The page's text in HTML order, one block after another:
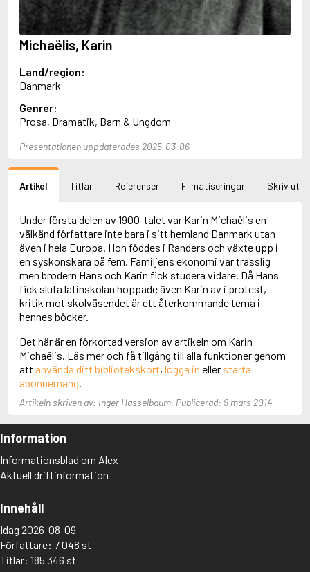
Ackroyd, Peter
Adam de la Halle
Adamov, Arthur
Adams, Douglas
Adams, Jane
Adams, Richard
Adbåge, Emma
Adbåge, Lisen
Adichie, Chimamanda Ngozi
Adler-Olsen, Jussi
Adlerbeth, Gudmund Jöran
Adolfsson, Eva
Adolfsson, Evert
Adolfsson, Gunnar
Adolfsson, Josefine
Adolfsson, Maria
Adolphsen, Peter
Michaëlis, Karin
Land/region:
Danmark
Genrer:
Prosa, Dramatik, Barn & Ungdom
Presentationen uppdaterades 2025-03-06
Artikel Titlar Referenser Filmatiseringar Skriv ut
Under första delen av 1900-talet var Karin Michaëlis en
välkänd författare inte bara i sitt hemland Danmark utan
även i hela Europa. Hon föddes i Randers och växte upp i
en syskonskara på fem. Familjens ekonomi var trasslig
men brodern Hans och Karin fick studera vidare. Då Hans
fick sluta latinskolan hoppade även Karin av i protest,
kritik mot skolväsendet är ett återkommande tema i
hennes böcker.
Det här är en förkortad version av artikeln om Karin
Michaëlis. Läs mer och få tillgång till alla funktioner genom
att använda ditt bibliotekskort, logga in eller starta
abonnemang
Artikeln skriven av: Inger Hasselbaum. Publicerad: 9 mars 2014
Information
Informationsblad om Alex
Aktuell driftinformation
Innehåll
Idag 2026-08-09
Författare: 7 048 st
Titlar: 185 346 st